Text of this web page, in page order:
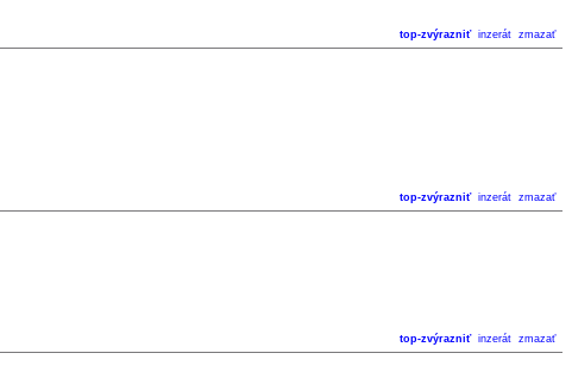
top-zvýrazniť inzerát zmazať
top-zvýrazniť inzerát zmazať
top-zvýrazniť inzerát zmazať